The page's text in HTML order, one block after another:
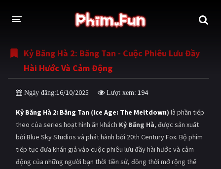
THỂ LOẠI
Thần thoại - Cổ trang Hành động
Tâm lý
Võ thuật - Kiếm hiệp
Kinh dị Tội phạm - Hình sự
Phiêu lưu Hài hước
Kỷ Băng Hà 2: Băng Tan - Cuộc Phiêu Lưu Đầy
Hài Hước Và Cảm Động
Ngày đăng:16/10/2025 Lượt xem: 194
Kỷ Băng Hà 2: Băng Tan (Ice Age: The Meltdown) là phần tiếp
theo của series hoạt hình ăn khách Kỷ Băng Hà, được sản xuất
bởi Blue Sky Studios và phát hành bởi 20th Century Fox. Bộ phim
tiếp tục đưa khán giả vào cuộc phiêu lưu đầy hài hước và cảm
động của những người bạn thời tiền sử, đồng thời mở rộng thế